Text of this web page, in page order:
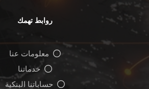
روابط تهمك
معلومات عنا
خدماتنا
حساباتنا البنكية